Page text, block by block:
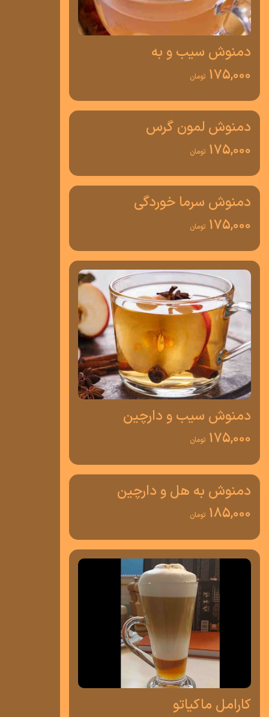
دمنوش سیب و به
175,000 تومان
دمنوش لمون گرس
175,000 تومان
دمنوش سرما خوردگی
175,000 تومان
دمنوش سیب و دارچین
175,000 تومان
دمنوش به هل و دارچین
185,000 تومان
کارامل ماکیاتو